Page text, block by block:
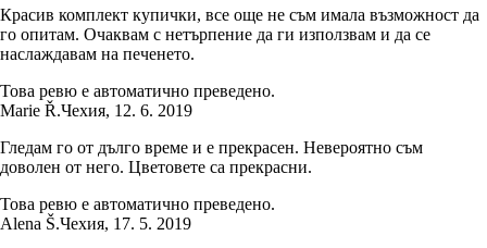
Красив комплект купички, все още не съм имала възможност да
го опитам. Очаквам с нетърпение да ги използвам и да се
наслаждавам на печенето.
Това ревю е автоматично преведено.
Marie Ř.Чехия, 12. 6. 2019
Гледам го от дълго време и е прекрасен. Невероятно съм
доволен от него. Цветовете са прекрасни.
Това ревю е автоматично преведено.
Alena Š.Чехия, 17. 5. 2019